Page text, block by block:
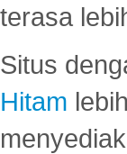
terasa
Situs
Hitam